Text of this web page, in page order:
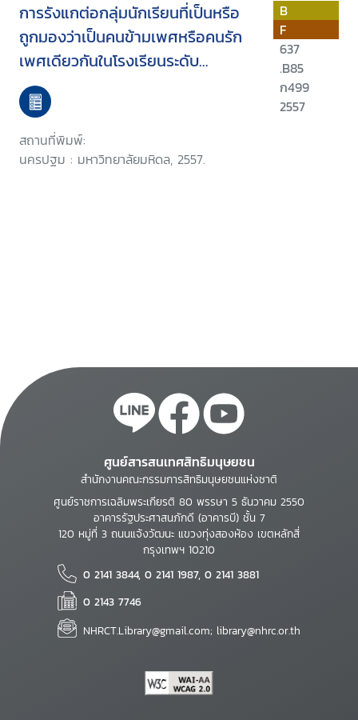
การรังแกต่อกลุ่มนักเรียนที่เป็นหรือ
ถูกมองว่าเป็นคนข้ามเพศหรือคนรัก
เพศเดียวกันในโรงเรียนระดับ
มัธยมศึกษา : รูปแบบ ความชุก ผลก
ระทบ แรงจูงใจและมาตรการการ
ป้องกันใน 5 จังหวัดของประเทศไทย
สถานที่พิมพ์:
นครปฐม : มหาวิทยาลัยมหิดล, 2557.
B
F
637
.B85
ก499
2557
ศูนย์สารสนเทศสิทธิมนุษยชน
สำนักงานคณะกรรมการสิทธิมนุษยชนแห่งชาติ
ศูนย์ราชการเฉลิมพระเกียรติ 80 พรรษา 5 ธันวาคม 2550
อาคารรัฐประศาสนภักดี (อาคารบี) ชั้น 7
120 หมู่ที่ 3 ถนนแจ้งวัฒนะ แขวงทุ่งสองห้อง เขตหลักสี่
กรุงเทพฯ 10210
0 2141 3844, 0 2141 1987, 0 2141 3881
0 2143 7746
NHRCT.Library@gmail.com; library@nhrc.or.th